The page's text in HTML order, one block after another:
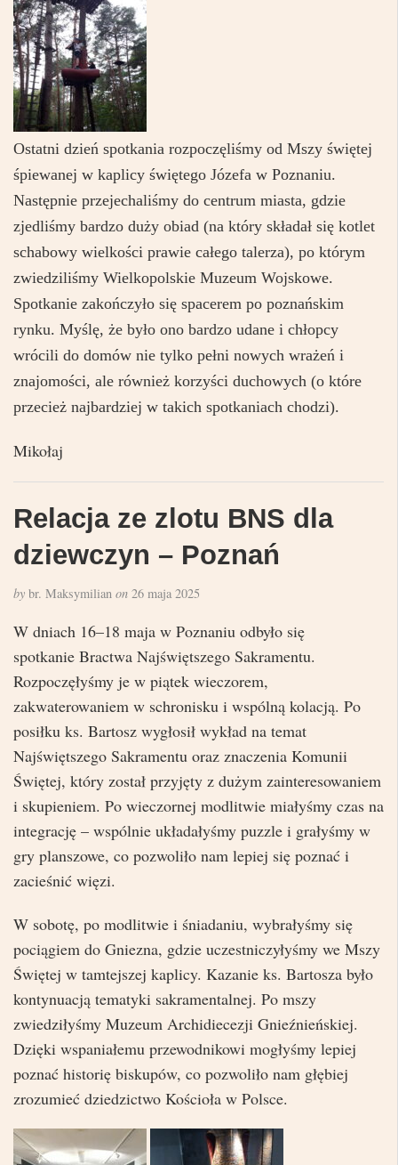
Ostatni dzień spotkania rozpoczęliśmy od Mszy świętej
śpiewanej w kaplicy świętego Józefa w Poznaniu.
Następnie przejechaliśmy do centrum miasta, gdzie
zjedliśmy bardzo duży obiad (na który składał się kotlet
schabowy wielkości prawie całego talerza), po którym
zwiedziliśmy Wielkopolskie Muzeum Wojskowe.
Spotkanie zakończyło się spacerem po poznańskim
rynku. Myślę, że było ono bardzo udane i chłopcy
wrócili do domów nie tylko pełni nowych wrażeń i
znajomości, ale również korzyści duchowych (o które
przecież najbardziej w takich spotkaniach chodzi).
Mikołaj
Relacja ze zlotu BNS dla
dziewczyn – Poznań
by br. Maksymilian on 26 maja 2025
W dniach 16–18 maja w Poznaniu odbyło się
spotkanie Bractwa Najświętszego Sakramentu.
Rozpoczęłyśmy je w piątek wieczorem,
zakwaterowaniem w schronisku i wspólną kolacją. Po
posiłku ks. Bartosz wygłosił wykład na temat
Najświętszego Sakramentu oraz znaczenia Komunii
Świętej, który został przyjęty z dużym zainteresowaniem
i skupieniem. Po wieczornej modlitwie miałyśmy czas na
integrację – wspólnie układałyśmy puzzle i grałyśmy w
gry planszowe, co pozwoliło nam lepiej się poznać i
zacieśnić więzi.
W sobotę, po modlitwie i śniadaniu, wybrałyśmy się
pociągiem do Gniezna, gdzie uczestniczyłyśmy we Mszy
Świętej w tamtejszej kaplicy. Kazanie ks. Bartosza było
kontynuacją tematyki sakramentalnej. Po mszy
zwiedziłyśmy Muzeum Archidiecezji Gnieźnieńskiej.
Dzięki wspaniałemu przewodnikowi mogłyśmy lepiej
poznać historię biskupów, co pozwoliło nam głębiej
zrozumieć dziedzictwo Kościoła w Polsce.